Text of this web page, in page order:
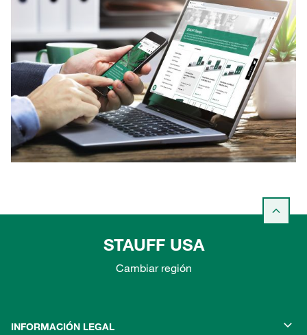
STAUFF USA
Cambiar región
INFORMACIÓN LEGAL